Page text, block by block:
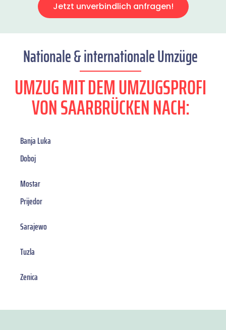
Jetzt unverbindlich anfragen!
Nationale & internationale Umzüge
UMZUG MIT DEM UMZUGSPROFI
VON SAARBRÜCKEN NACH:
Banja Luka
Doboj
Mostar
Prijedor
Sarajewo
Tuzla
Zenica